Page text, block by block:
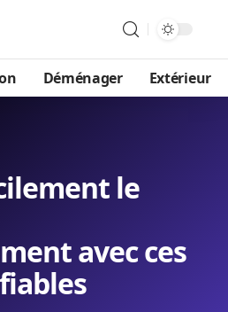
Déménager Extérieur
le
avec ces